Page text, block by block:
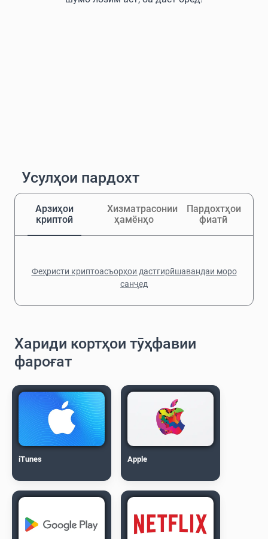
Усулҳои пардохт
Арзиҳои
криптоӣ
Хизматрасонии
ҳамёнҳо
Пардохтҳои
фиатӣ
Феҳристи криптоасъорҳои дастгирӣшавандаи моро
санҷед
Хариди кортҳои тӯҳфавии
фароғат
iTunes Apple